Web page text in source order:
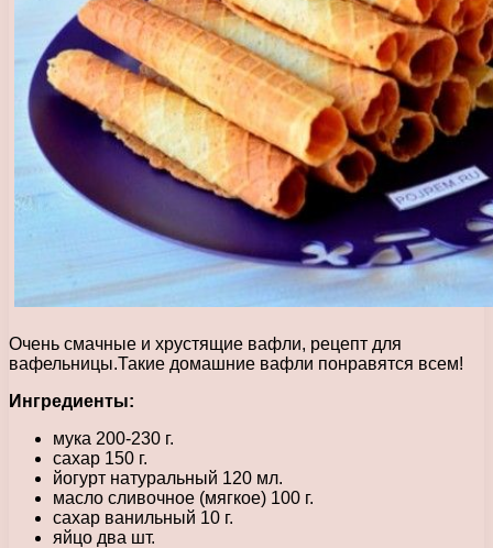
Очень смачные и хрустящие вафли, рецепт для
вафельницы.Такие домашние вафли понравятся всем!
Ингредиенты:
мука 200-230 г.
сахар 150 г.
йогурт натуральный 120 мл.
масло сливочное (мягкое) 100 г.
сахар ванильный 10 г.
яйцо два шт.